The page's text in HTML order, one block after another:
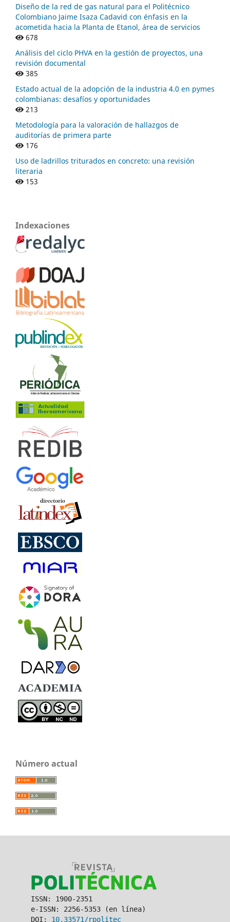
Diseño de la red de gas natural para el Politécnico
Colombiano Jaime Isaza Cadavid con énfasis en la
acometida hacia la Planta de Etanol, área de servicios
678
Análisis del ciclo PHVA en la gestión de proyectos, una
revisión documental
385
Estado actual de la adopción de la industria 4.0 en pymes
colombianas: desafíos y oportunidades
213
Metodología para la valoración de hallazgos de
auditorías de primera parte
176
Uso de ladrillos triturados en concreto: una revisión
literaria
153
Indexaciones
Número actual
ISSN: 1900-2351
e-ISSN: 2256-5353 (en línea)
DOI: 10.33571/rpolitec